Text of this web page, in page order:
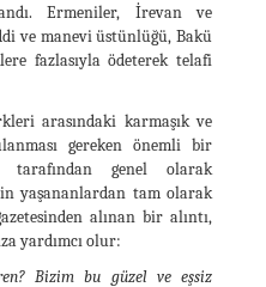
Ermeniler, İrevan ve
ve manevi üstünlüğü, Bakü
fazlasıyla ödeterek telafi
arasındaki karmaşık ve
gereken önemli bir
genel olarak
yaşananlardan tam olarak
alınan bir alıntı,
yardımcı olur:
Bizim bu güzel ve eşsiz